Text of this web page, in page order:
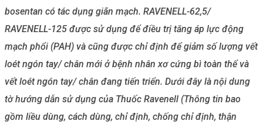
bosentan có tác dụng giãn mạch. RAVENELL-62,5/
RAVENELL-125 được sử dụng để điều trị tăng áp lực động
mạch phổi (PAH) và cũng được chỉ định để giảm số lượng vết
loét ngón tay/ chân mới ở bệnh nhân xơ cứng bì toàn thể và
vết loét ngón tay/ chân đang tiến triển. Dưới đây là nội dung
tờ hướng dẫn sử dụng của Thuốc Ravenell (Thông tin bao
gồm liều dùng, cách dùng, chỉ định, chống chỉ định, thận